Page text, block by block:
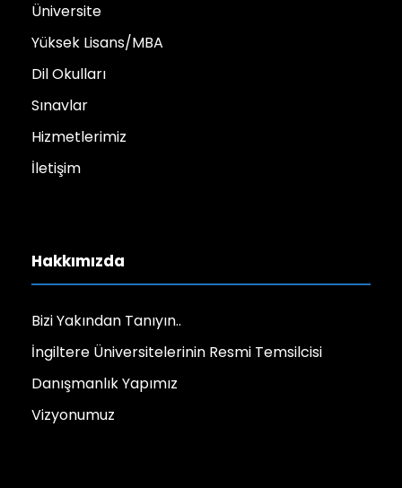
Üniversite
Yüksek Lisans/MBA
Dil Okulları
Sınavlar
Hizmetlerimiz
İletişim
Hakkımızda
Bizi Yakından Tanıyın..
İngiltere Üniversitelerinin Resmi Temsilcisi
Danışmanlık Yapımız
Vizyonumuz